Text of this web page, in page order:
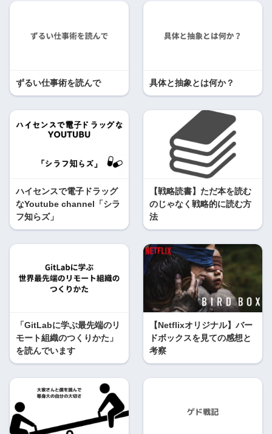
ずるい仕事術を読んで 具体と抽象とは何か？
ハイセンスで電子ドラッグ
なYoutube channel「シラ
フ知らズ」
【戦略読書】ただ本を読む
のじゃなく戦略的に読む方
法
「GitLabに学ぶ最先端のリ
モート組織のつくりかた」
を読んでいます
【Netflixオリジナル】バー
ドボックスを見ての感想と
考察